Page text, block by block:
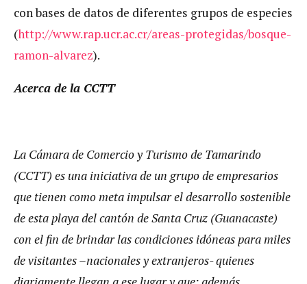
con bases de datos de diferentes grupos de especies
(http://www.rap.ucr.ac.cr/areas-protegidas/bosque-
ramon-alvarez).
Acerca de la CCTT
La Cámara de Comercio y Turismo de Tamarindo
(CCTT) es una iniciativa de un grupo de empresarios
que tienen como meta impulsar el desarrollo sostenible
de esta playa del cantón de Santa Cruz (Guanacaste)
con el fin de brindar las condiciones idóneas para miles
de visitantes –nacionales y extranjeros- quienes